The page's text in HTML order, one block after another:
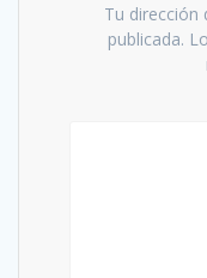
Tu dirección
publicada.